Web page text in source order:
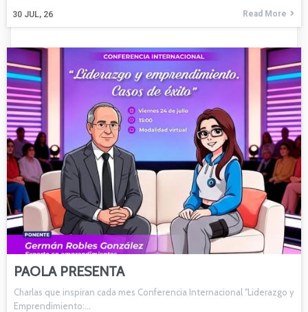
30 JUL, 26 Read More
PAOLA PRESENTA
Charlas que inspiran cada mes Conferencia Internacional "Liderazgo y
Emprendimiento:…